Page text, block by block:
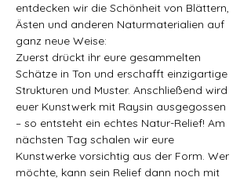
entdecken wir die Schönheit von Blättern,
Ästen und anderen Naturmaterialien auf
ganz neue Weise:
Zuerst drückt ihr eure gesammelten
Schätze in Ton und erschafft einzigartige
Strukturen und Muster. Anschließend wird
euer Kunstwerk mit Raysin ausgegossen
– so entsteht ein echtes Natur-Relief! Am
nächsten Tag schalen wir eure
Kunstwerke vorsichtig aus der Form. Wer
möchte, kann sein Relief dann noch mit